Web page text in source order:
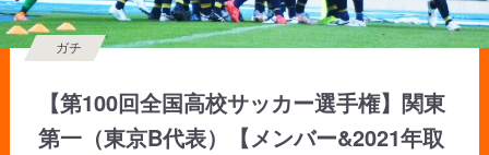
【第100回全国高校サッカー選手権】関東
第一（東京B代表）【メンバー&2021年取
ガチ